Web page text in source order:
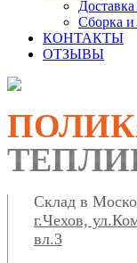
Сборка и
КОНТАКТЫ
ОТЗЫВЫ
Склад в
г.Чехов,
вл.3